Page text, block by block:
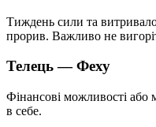
Тиждень сили та
прорив. Важливо не
Телець —Феху
Фінансові можливості або
в себе.